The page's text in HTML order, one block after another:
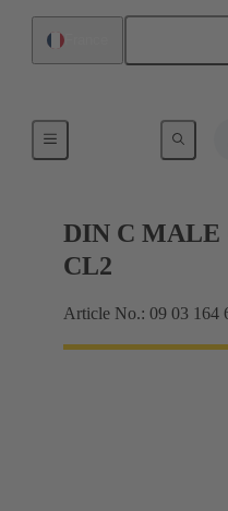
Raccordement carte
DIN C MALE
CL2
Article No.: 09 03 164